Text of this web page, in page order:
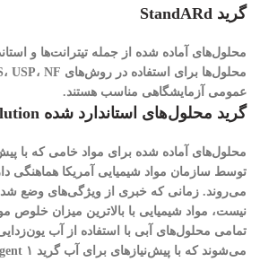
گرید StandARd
محلول‌های آماده شده از جمله تیترانت‌ها و
عمومی آزمایشگاهی مناسب هستند.
گرید محلول‌های استاندارد شده Standardized Solution
محلول‌های آماده شده برای مواد خامی که با
توسط سازمان مواد شیمیایی آمریکا هماهنگی
نیست، مواد شیمیایی با بالاترین میزان خلوص
تمامی محلول‌های آبی با استفاده از آب